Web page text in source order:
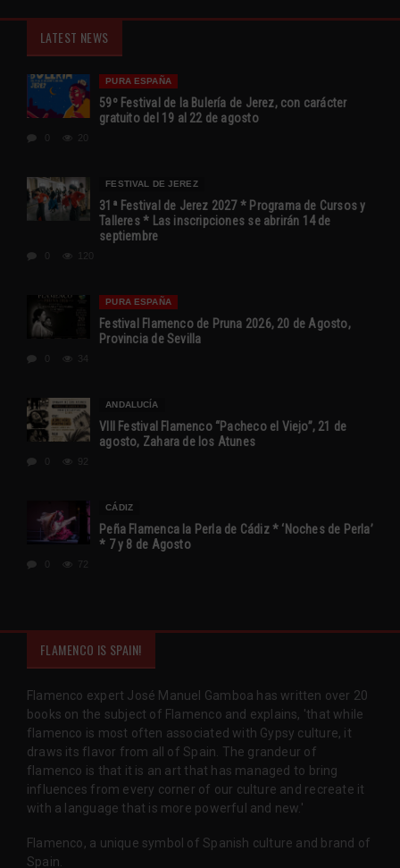
LATEST NEWS
PURA ESPAÑA
59º Festival de la Bulería de Jerez, con carácter
gratuito del 19 al 22 de agosto
FESTIVAL DE JEREZ
31ª Festival de Jerez 2027 * Programa de Cursos y
Talleres * Las inscripciones se abrirán 14 de
septiembre
PURA ESPAÑA
Festival Flamenco de Pruna 2026, 20 de Agosto,
Provincia de Sevilla
34
ANDALUCÍA
VIII Festival Flamenco “Pacheco el Viejo”, 21 de
agosto, Zahara de los Atunes
92
CÁDIZ
Peña Flamenca la Perla de Cádiz * ‘Noches de Perla’
* 7 y 8 de Agosto
72
FLAMENCO IS SPAIN!
Flamenco expert José Manuel Gamboa has written over 20
books on the subject of Flamenco and explains, 'that while
flamenco is most often associated with Gypsy culture, it
draws its flavor from all of Spain. The grandeur of
flamenco is that it is an art that has managed to bring
influences from every corner of our culture and recreate it
with a language that is more powerful and new.'
Flamenco, a unique symbol of Spanish culture and brand of
Spain.